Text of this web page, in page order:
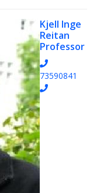
Kjell Inge
Reitan
Professor
73590841